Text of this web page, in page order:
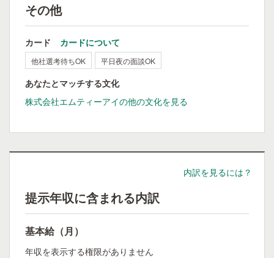
その他
カード カードについて
他社選考待ちOK 平日夜の面談OK
あなたとマッチする文化
株式会社エムティーアイの他の文化を見る
内訳を見るには？
提示年収に含まれる内訳
基本給（月）
年収を表示する権限がありません